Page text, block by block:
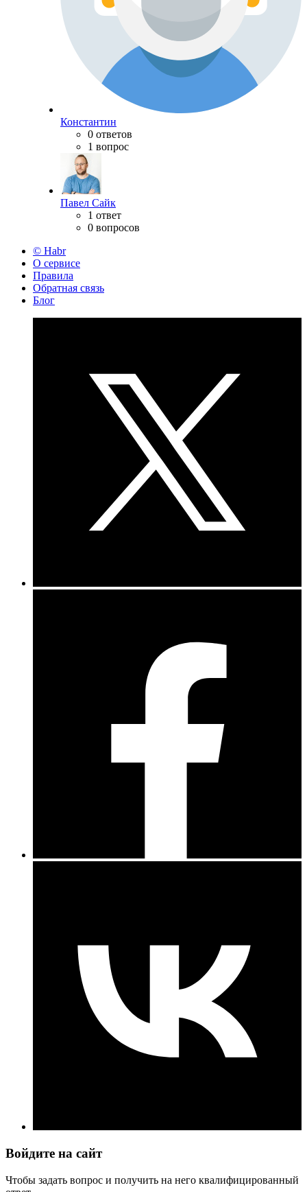
Константин
0 ответов
1 вопрос
Павел Сайк
1 ответ
0 вопросов
© Habr
О сервисе
Правила
Обратная связь
Блог
Войдите на сайт
Чтобы задать вопрос и получить на него квалифицированный